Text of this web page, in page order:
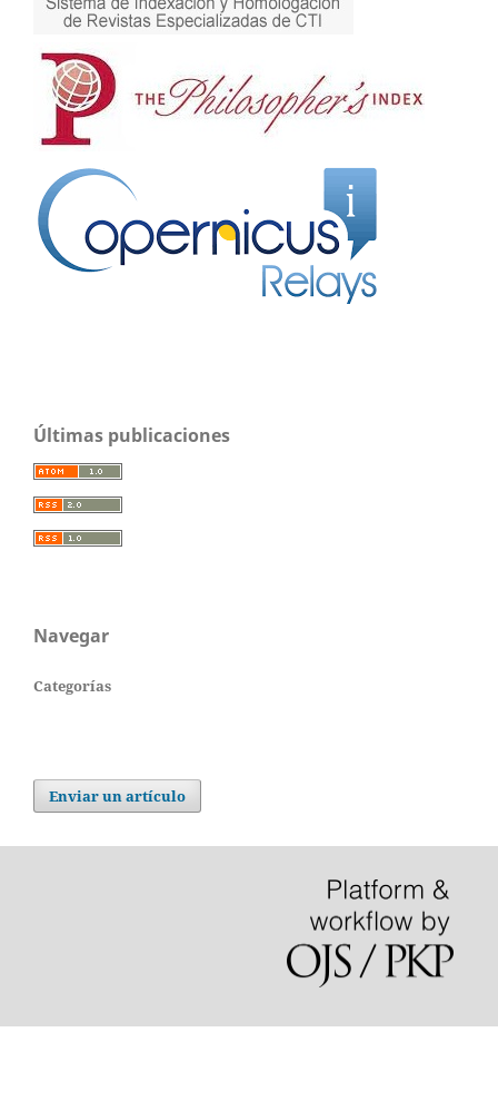
Últimas publicaciones
Navegar
Categorías
Enviar un artículo